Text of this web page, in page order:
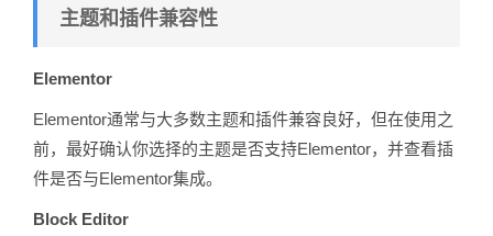
主题和插件兼容性
Elementor
Elementor通常与大多数主题和插件兼容良好，但在使用之
前，最好确认你选择的主题是否支持Elementor，并查看插
件是否与Elementor集成。
Block Editor